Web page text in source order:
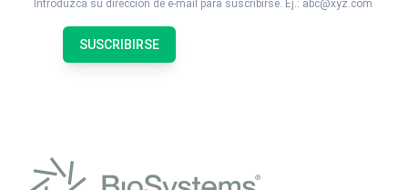
Introduzca su dirección de e-mail para suscribirse. Ej.: abc@xyz.com
SUSCRIBIRSE